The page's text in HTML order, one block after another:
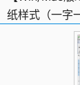
纸样式（一字